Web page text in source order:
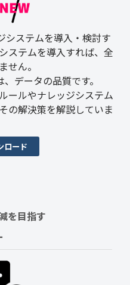
システムを導入・検討す
ステムを導入すれば、全
せん。
データの品質です。
ールやナレッジシステム
の解決策を解説していま
ロード
を目指す